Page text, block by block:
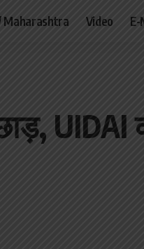
Maharashtra Video E-
UIDAI